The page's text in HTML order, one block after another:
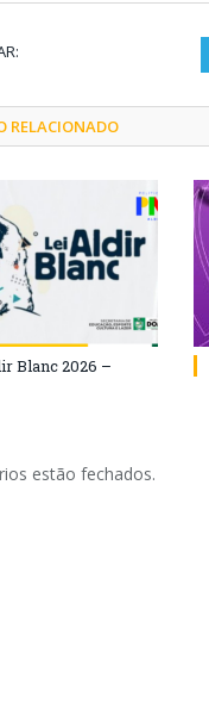
RELACIONADO
Blanc 2026 –
estão fechados.